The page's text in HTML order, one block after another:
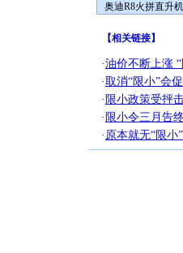
奥迪R8火拼直升机
【相关链接】
·油价不断上涨
·取消“限小”会
· 限小政策受抨
· 限小令三月告
· 原本就无“限小